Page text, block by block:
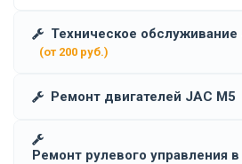
Техническое обслуживание
(от 200 руб.)
Ремонт двигателей JAC M5
Ремонт рулевого управления